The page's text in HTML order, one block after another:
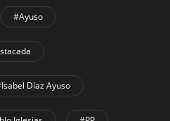
#Ayuso
Díaz Ayuso